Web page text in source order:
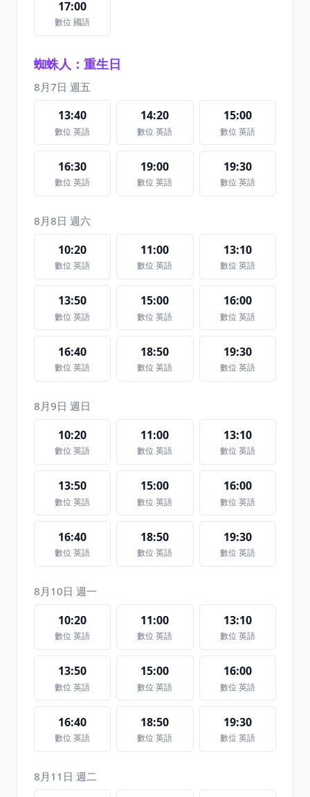
17:00
數位 國語
蜘蛛人：重生日
8月7日 週五
13:40
數位 英語
14:20
數位 英語
15:00
數位 英語
16:30
數位 英語
19:00
數位 英語
19:30
數位 英語
8月8日 週六
10:20
數位 英語
11:00
數位 英語
13:10
數位 英語
13:50
數位 英語
15:00
數位 英語
16:00
數位 英語
16:40
數位 英語
18:50
數位 英語
19:30
數位 英語
8月9日 週日
10:20
數位 英語
11:00
數位 英語
13:10
數位 英語
13:50
數位 英語
15:00
數位 英語
16:00
數位 英語
16:40
數位 英語
18:50
數位 英語
19:30
數位 英語
8月10日 週一
10:20
數位 英語
11:00
數位 英語
13:10
數位 英語
13:50
數位 英語
15:00
數位 英語
16:00
數位 英語
16:40
數位 英語
18:50
數位 英語
19:30
數位 英語
8月11日 週二